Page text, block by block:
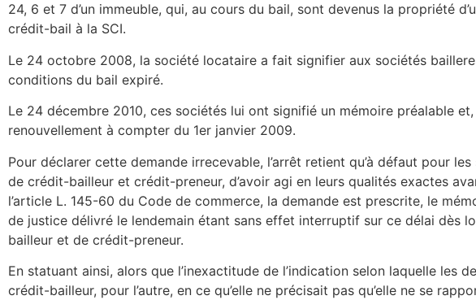
24, 6 et 7 d’un immeuble, qui, au cours du bail, sont devenus la propriété
crédit-bail à la SCI.
Le 24 octobre 2008, la société locataire a fait signifier aux sociétés
conditions du bail expiré.
Le 24 décembre 2010, ces sociétés lui ont signifié un mémoire préalable
renouvellement à compter du 1er janvier 2009.
Pour déclarer cette demande irrecevable, l’arrêt retient qu’à défaut pour
de crédit-bailleur et crédit-preneur, d’avoir agi en leurs qualités exactes
l’article L. 145-60 du Code de commerce, la demande est prescrite, le
de justice délivré le lendemain étant sans effet interruptif sur ce délai dès
bailleur et de crédit-preneur.
En statuant ainsi, alors que l’inexactitude de l’indication selon laquelle les
crédit-bailleur, pour l’autre, en ce qu’elle ne précisait pas qu’elle ne se